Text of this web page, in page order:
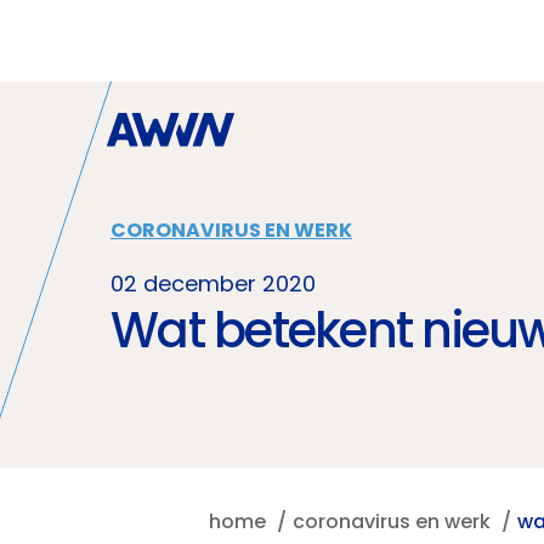
CORONAVIRUS EN WERK
02 december 2020
Wat betekent
home coronavirus en werk